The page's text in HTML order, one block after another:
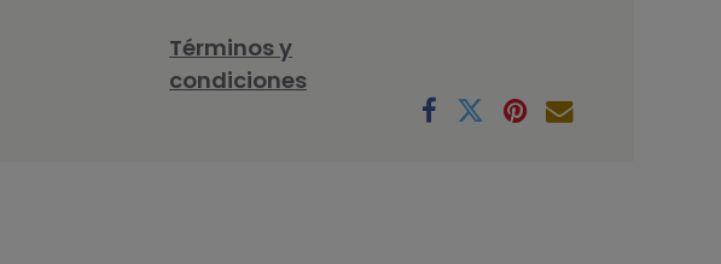
Términos y
condiciones